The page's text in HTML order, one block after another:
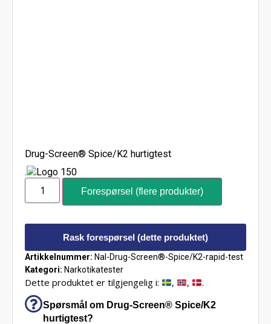
Drug-Screen® Spice/K2 hurtigtest
.
Forespørsel (flere produkter)
Rask forespørsel (dette produktet)
Artikkelnummer: Nal-Drug-Screen®-Spice/K2-rapid-test
Kategori: Narkotikatester
Dette produktet er tilgjengelig i: , , .
Spørsmål om Drug-Screen® Spice/K2
hurtigtest?